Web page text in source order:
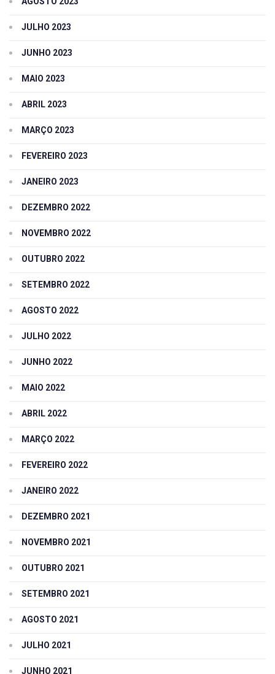
JULHO 2023
JUNHO 2023
MAIO 2023
ABRIL 2023
MARÇO 2023
FEVEREIRO 2023
JANEIRO 2023
DEZEMBRO 2022
NOVEMBRO 2022
OUTUBRO 2022
SETEMBRO 2022
AGOSTO 2022
JULHO 2022
JUNHO 2022
MAIO 2022
ABRIL 2022
MARÇO 2022
FEVEREIRO 2022
JANEIRO 2022
DEZEMBRO 2021
NOVEMBRO 2021
OUTUBRO 2021
SETEMBRO 2021
AGOSTO 2021
JULHO 2021
JUNHO 2021